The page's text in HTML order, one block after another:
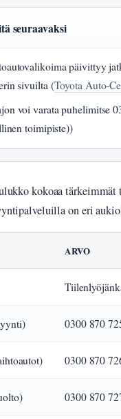
seuraavaksi
päivittyy
sivuilta (Toyota Auto-
voi varata puhelimitse
toimipiste))
kokoaa
on eri
ARVO
0300 870
0300 870
0300 870